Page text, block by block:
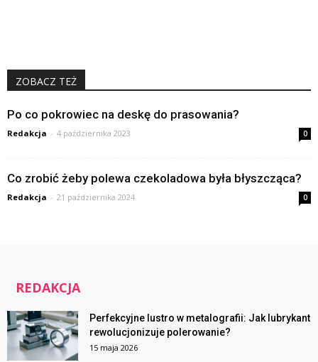
ZOBACZ TEŻ
Po co pokrowiec na deskę do prasowania?
Redakcja - 4 października 2023 0
Co zrobić żeby polewa czekoladowa była błyszcząca?
Redakcja - 21 października 2024 0
REDAKCJA
Perfekcyjne lustro w metalografii: Jak lubrykant
rewolucjonizuje polerowanie?
15 maja 2026